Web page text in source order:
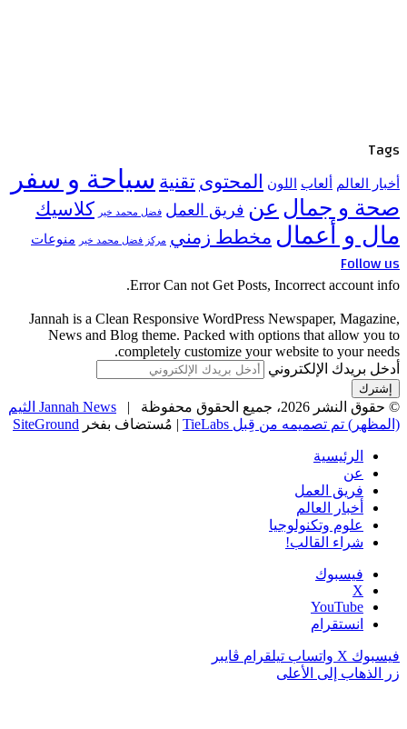
Tags
أخبار العالم ألعاب اللون المحتوى تقنية سياحة و سفر
صحة و جمال عن فريق العمل فضل محمد خير كلاسيك
مال و أعمال مخطط زمني مركز فضل محمد خير منوعات
Follow us
Error Can not Get Posts, Incorrect account info.
Jannah is a Clean Responsive WordPress Newspaper, Magazine,
News and Blog theme. Packed with options that allow you to
completely customize your website to your needs.
أدخل بريدك الإلكتروني
© حقوق النشر 2026، جميع الحقوق محفوظة |
Jannah News الثيم
(المظهر) تم تصميمه من قِبل TieLabs
| مُستضاف بفخر SiteGround
الرئيسية
عن
فريق العمل
أخبار العالم
علوم وتكنولوجيا
شراء القالب!
فيسبوك
‫X
‫YouTube
انستقرام
فيسبوك ‫X واتساب تيلقرام ڤايبر
زر الذهاب إلى الأعلى